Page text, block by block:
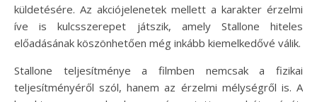
küldetésére. Az akciójelenetek mellett a karakter érzelmi
íve is kulcsszerepet játszik, amely Stallone hiteles
előadásának köszönhetően még inkább kiemelkedővé válik.
Stallone teljesítménye a filmben nemcsak a fizikai
teljesítményéről szól, hanem az érzelmi mélységről is. A